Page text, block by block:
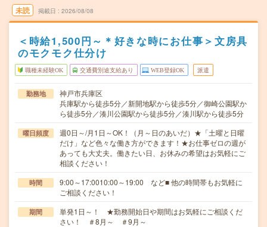
未読 掲載日 2026/08/08
＜時給1,500円～＊好きな時にお仕事＞文房具
のモクモク仕分け
職種未経験OK 交通費別途支給あり WEB登録OK 派遣
勤務地
神戸市兵庫区
兵庫駅から徒歩5分／新開地駅から徒歩5分／御崎公園駅か
ら徒歩5分／湊川公園駅から徒歩5分／湊川駅から徒歩5分
曜日頻度
週0日～/月1日～OK！（月～日のあいだ）★「土曜と日曜
だけ」など色々な働き方ができます！★お仕事ゼロの週が
あっても大丈夫。働きたい日、お休みの希望はお気軽にご
相談ください！
時間
9:00～17:0010:00～19:00 など■ 他の時間帯もお気軽に
ご相談ください！
期間
単発1日～！ ★勤務開始日や期間はお気軽にご相談くだ
さい！ ＃8月～ ＃9月～